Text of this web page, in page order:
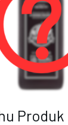
Produk